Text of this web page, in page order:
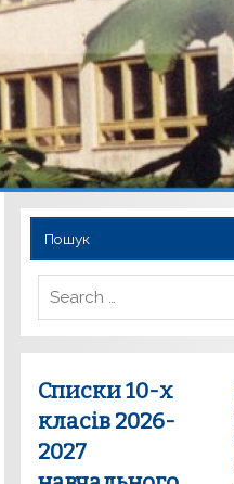
Пошук
Списки 10-х
класів 2026-
2027